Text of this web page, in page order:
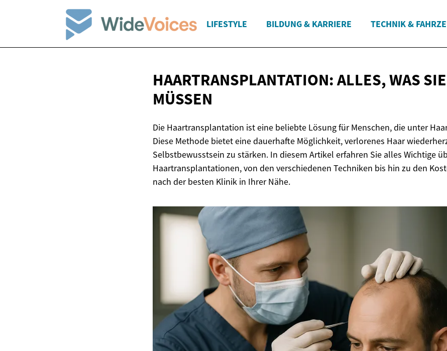
LIFESTYLE BILDUNG & KARRIERE TECHNIK &
HAARTRANSPLANTATION: ALLES, WAS SIE
MÜSSEN
Die Haartransplantation ist eine beliebte Lösung für Menschen, die unter
Diese Methode bietet eine dauerhafte Möglichkeit, verlorenes Haar
Selbstbewusstsein zu stärken. In diesem Artikel erfahren Sie alles Wichtige
Haartransplantationen, von den verschiedenen Techniken bis hin zu den
nach der besten Klinik in Ihrer Nähe.